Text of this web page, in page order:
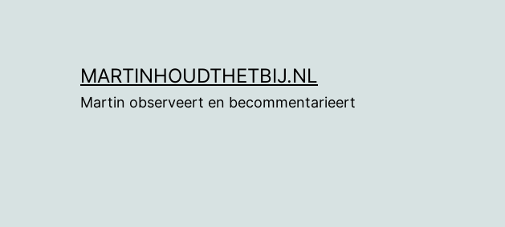
MARTINHOUDTHETBIJ.NL
Martin observeert en becommentarieert